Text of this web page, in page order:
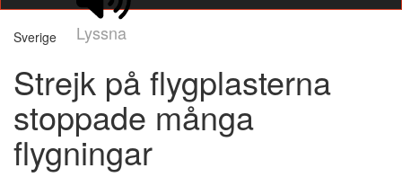
Lyssna
Sverige
Strejk på flygplasterna
stoppade många
flygningar